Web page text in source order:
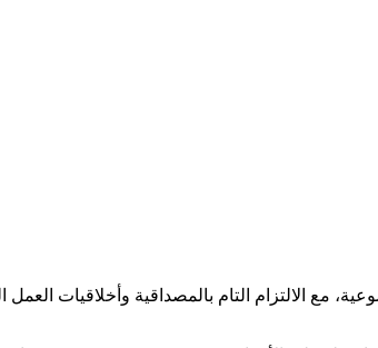
مع الالتزام التام بالمصداقية وأخلاقيات